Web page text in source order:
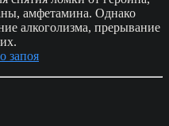
амфетамина. Однако
алкоголизма, прерывание
запоя